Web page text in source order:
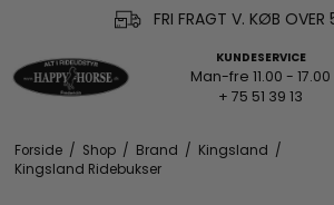
FRI FRAGT V. KØB OVER
KUNDESERVICE
Man-fre 11.00 - 17.00
+ 75 51 39 13
Forside / Shop / Brand / Kingsland /
Kingsland Ridebukser